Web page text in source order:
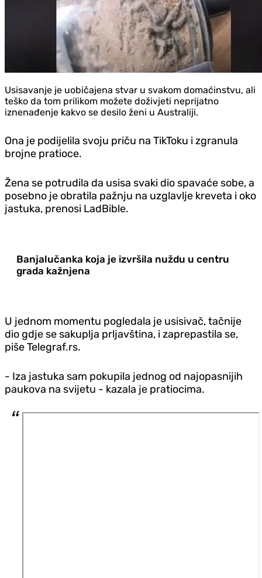
Usisavanje je uobičajena stvar u svakom domaćinstvu, ali
teško da tom prilikom možete doživjeti neprijatno
iznenađenje kakvo se desilo ženi u Australiji.
Ona je podijelila svoju priču na TikToku i zgranula
brojne pratioce.
Žena se potrudila da usisa svaki dio spavaće sobe, a
posebno je obratila pažnju na uzglavlje kreveta i oko
jastuka, prenosi LadBible.
Banjalučanka koja je izvršila nuždu u centru
grada kažnjena
U jednom momentu pogledala je usisivač, tačnije
dio gd‌je se sakuplja prljavština, i zaprepastila se,
piše Telegraf.rs.
- Iza jastuka sam pokupila jednog od najopasnijih
paukova na svijetu - kazala je pratiocima.